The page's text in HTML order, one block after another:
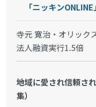
「ニッキンONLINE」
寺元 寛治・オリック
法人融資実行1.5倍
地域に愛され信頼さ
集）